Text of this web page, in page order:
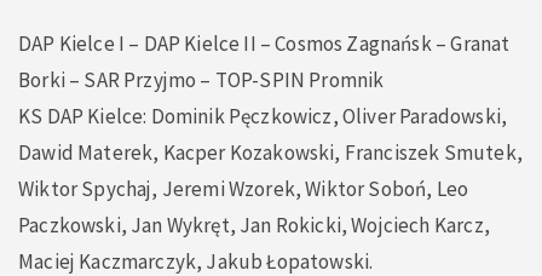
DAP Kielce I – DAP Kielce II – Cosmos Zagnańsk – Granat
Borki – SAR Przyjmo – TOP-SPIN Promnik
KS DAP Kielce: Dominik Pęczkowicz, Oliver Paradowski,
Dawid Materek, Kacper Kozakowski, Franciszek Smutek,
Wiktor Spychaj, Jeremi Wzorek, Wiktor Soboń, Leo
Paczkowski, Jan Wykręt, Jan Rokicki, Wojciech Karcz,
Maciej Kaczmarczyk, Jakub Łopatowski.